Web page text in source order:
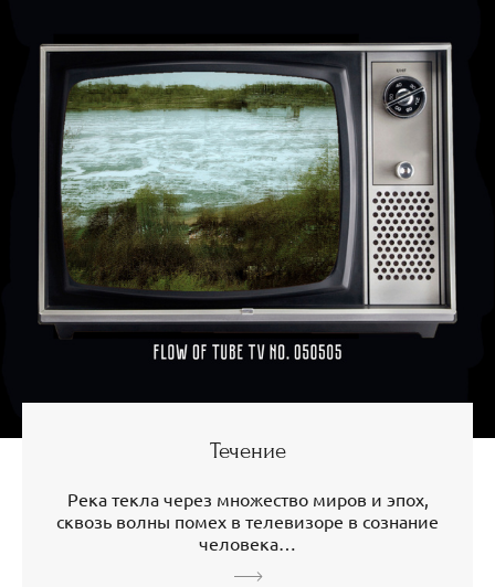
Течение
Река текла через множество миров и эпох,
сквозь волны помех в телевизоре в сознание
человека…